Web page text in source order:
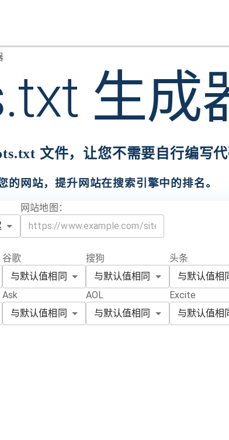
生成
文件，让您不需要自行编写代
的网站，提升网站在搜索引擎中的排名。
网站地图：
谷歌
与默认值相同
搜狗
与默认值相同
头条
与默认值相
Ask
与默认值相同
AOL
与默认值相同
Excite
与默认值相